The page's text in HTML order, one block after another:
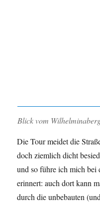
Blick vom
Die Tour meidet die
doch ziemlich dicht
und so führe ich mich bei
erinnert: auch dort kann
durch die unbebauten